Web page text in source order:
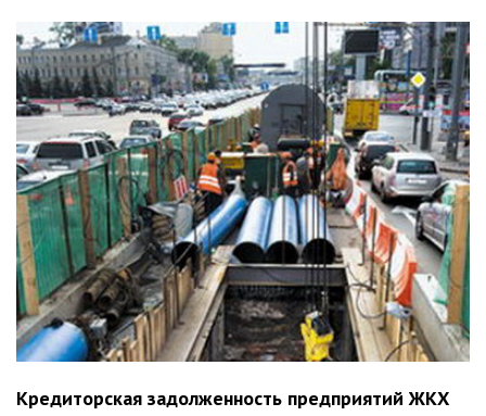
Кредиторская задолженность предприятий ЖКХ